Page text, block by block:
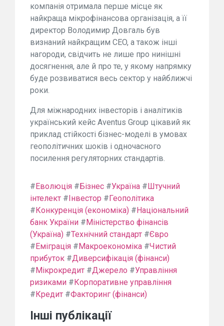
компанія отримала перше місце як
найкраща мікрофінансова організація, а її
директор Володимир Довгаль був
визнаний найкращим CEO, а також інші
нагороди, свідчить не лише про нинішні
досягнення, але й про те, у якому напрямку
буде розвиватися весь сектор у найближчі
роки.
Для міжнародних інвесторів і аналітиків
український кейс Aventus Group цікавий як
приклад стійкості бізнес-моделі в умовах
геополітичних шоків і одночасного
посилення регуляторних стандартів.
# Еволюція # Бізнес #Україна # Штучний
інтелект # Інвестор # Геополітика
# Конкуренція (економіка) # Національний
банк України # Міністерство фінансів
(Україна) #Технічний стандарт #Євро
# Еміграція # Макроекономіка #Чистий
прибуток #Диверсифікація (фінанси)
# Мікрокредит #Джерело #Управління
ризиками # Корпоративне управління
# Кредит #Факторинг (фінанси)
Інші публікації